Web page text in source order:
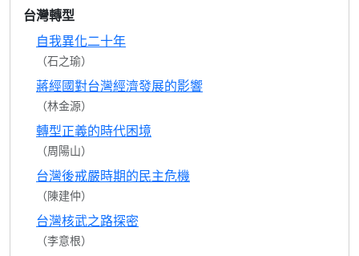
台灣轉型
自我異化二十年
（石之瑜）
蔣經國對台灣經濟發展的影響
（林金源）
轉型正義的時代困境
（周陽山）
台灣後戒嚴時期的民主危機
（陳建仲）
台灣核武之路探密
（李意根）